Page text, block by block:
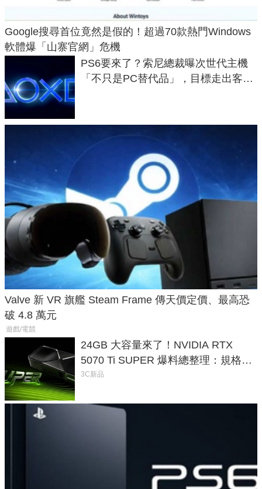
Google搜尋首位竟然是假的！超過70款熱門Windows
軟體爆「山寨官網」危機
PS6要來了？索尼總裁曝次世代主機
「不只是PC替代品」，目標走出客
Valve 新 VR 旗艦 Steam Frame 傳天價定價、最高恐
破 4.8 萬元
遊戲/電競
24GB 大容量來了！NVIDIA RTX
5070 Ti SUPER 爆料總整理：規格、
功耗、上市時間
3C新品